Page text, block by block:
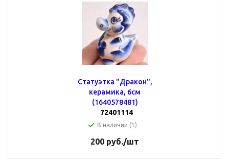
Статуэтка "Дракон",
керамика, 6см
(1640578481)
72401114
В наличии (1)
200 руб./шт